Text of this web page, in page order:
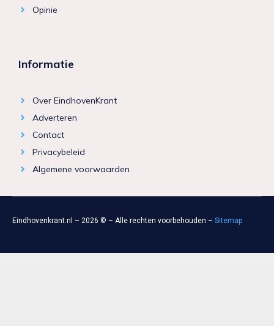
Opinie
Informatie
Over EindhovenKrant
Adverteren
Contact
Privacybeleid
Algemene voorwaarden
Eindhovenkrant.nl – 2026 © – Alle rechten voorbehouden – Sitemap